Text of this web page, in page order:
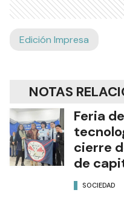
Edición Impresa
NOTAS
Feria
cierre
de
SOCIEDAD